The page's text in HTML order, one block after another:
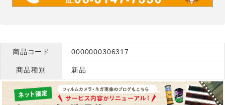
商品コード 0000000306317
商品種別 新品